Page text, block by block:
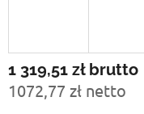
1 319,51 złbrutto
1072,77 zł netto